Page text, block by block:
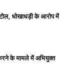
धोखाधड़ी के आरोप में
के मामले में अभियुक्त